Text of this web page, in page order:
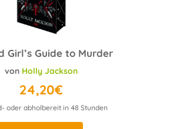
Girl’s Guide to Murder
von Holly Jackson
24,20€
oder abholbereit in 48 Stunden